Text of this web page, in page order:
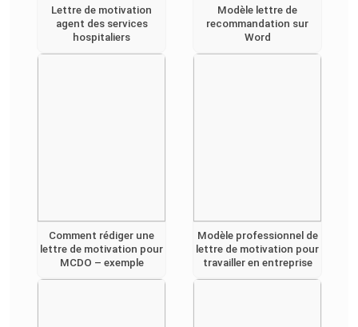
Lettre de motivation
agent des services
hospitaliers
Modèle lettre de
recommandation sur
Word
Comment rédiger une
lettre de motivation pour
MCDO – exemple
Modèle professionnel de
lettre de motivation pour
travailler en entreprise